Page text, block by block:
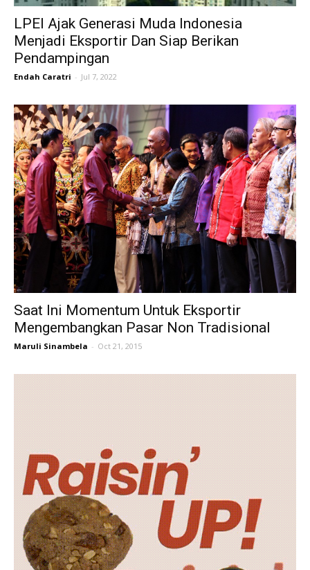
LPEI Ajak Generasi Muda Indonesia
Menjadi Eksportir Dan Siap Berikan
Pendampingan
Endah Caratri - Jul 7, 2022
Saat Ini Momentum Untuk Eksportir
Mengembangkan Pasar Non Tradisional
Maruli Sinambela - Oct 21, 2015